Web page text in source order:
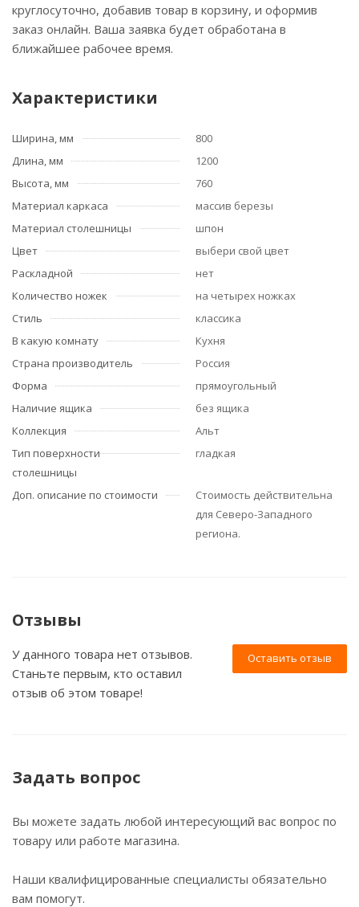
круглосуточно, добавив товар в корзину, и оформив
заказ онлайн. Ваша заявка будет обработана в
ближайшее рабочее время.
Характеристики
Ширина, мм
800
Длина, мм
1200
Высота, мм
760
Материал каркаса
массив березы
Материал столешницы
шпон
Цвет
выбери свой цвет
Раскладной
нет
Количество ножек
на четырех ножках
Стиль
классика
В какую комнату
Кухня
Страна производитель
Россия
Форма
прямоугольный
Наличие ящика
без ящика
Коллекция
Альт
Тип поверхности
столешницы
гладкая
Доп. описание по стоимости
Стоимость действительна
для Северо-Западного
региона.
Отзывы
Оставить отзыв
У данного товара нет отзывов.
Станьте первым, кто оставил
отзыв об этом товаре!
Задать вопрос
Вы можете задать любой интересующий вас вопрос по
товару или работе магазина.
Наши квалифицированные специалисты обязательно
вам помогут.